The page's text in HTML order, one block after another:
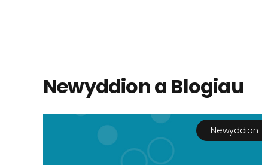
Newyddion a Blogiau
Newyddion